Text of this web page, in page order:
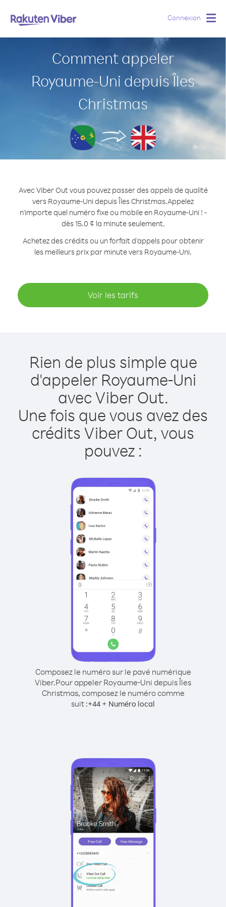
Connexion
Comment appeler
Royaume-Uni depuis Îles
Christmas
Avec Viber Out vous pouvez passer des appels de qualité
vers Royaume-Uni depuis Îles Christmas.Appelez
n'importe quel numéro fixe ou mobile en Royaume-Uni ! -
dès 15.0 ¢ la minute seulement.
Achetez des crédits ou un forfait d’appels pour obtenir
les meilleurs prix par minute vers Royaume-Uni.
Voir les tarifs
Rien de plus simple que
d'appeler Royaume-Uni
avec Viber Out.
Une fois que vous avez des
crédits Viber Out, vous
pouvez :
Composez le numéro sur le pavé numérique
Viber.Pour appeler Royaume-Uni depuis Îles
Christmas, composez le numéro comme
suit :+44 + Numéro local